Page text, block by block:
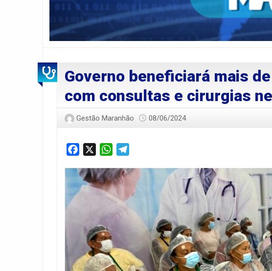
Governo beneficiará mais
com consultas e cirurgias
Gestão Maranhão 08/06/2024
Facebook WhatsApp